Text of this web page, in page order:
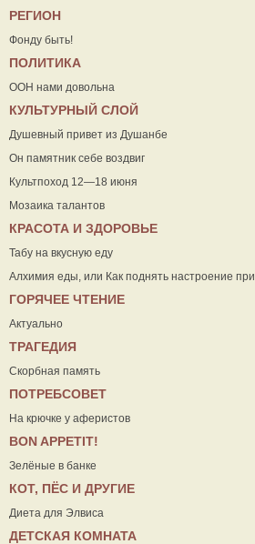
РЕГИОН
Фонду быть!
ПОЛИТИКА
ООН нами довольна
КУЛЬТУРНЫЙ СЛОЙ
Душевный привет из Душанбе
Он памятник себе воздвиг
Культпоход 12—18 июня
Мозаика талантов
КРАСОТА И ЗДОРОВЬЕ
Табу на вкусную еду
Алхимия еды, или Как поднять настроение
ГОРЯЧЕЕ ЧТЕНИЕ
Актуально
ТРАГЕДИЯ
Скорбная память
ПОТРЕБСОВЕТ
На крючке у аферистов
ВON APPETIT!
Зелёные в банке
КОТ, ПЁС И ДРУГИЕ
Диета для Элвиса
ДЕТСКАЯ КОМНАТА